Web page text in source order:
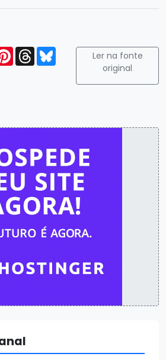
Pinterest
ThreadsBlueskyLer na fonte
original